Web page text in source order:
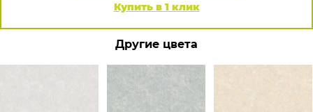
Купить в 1 клик
Другие цвета